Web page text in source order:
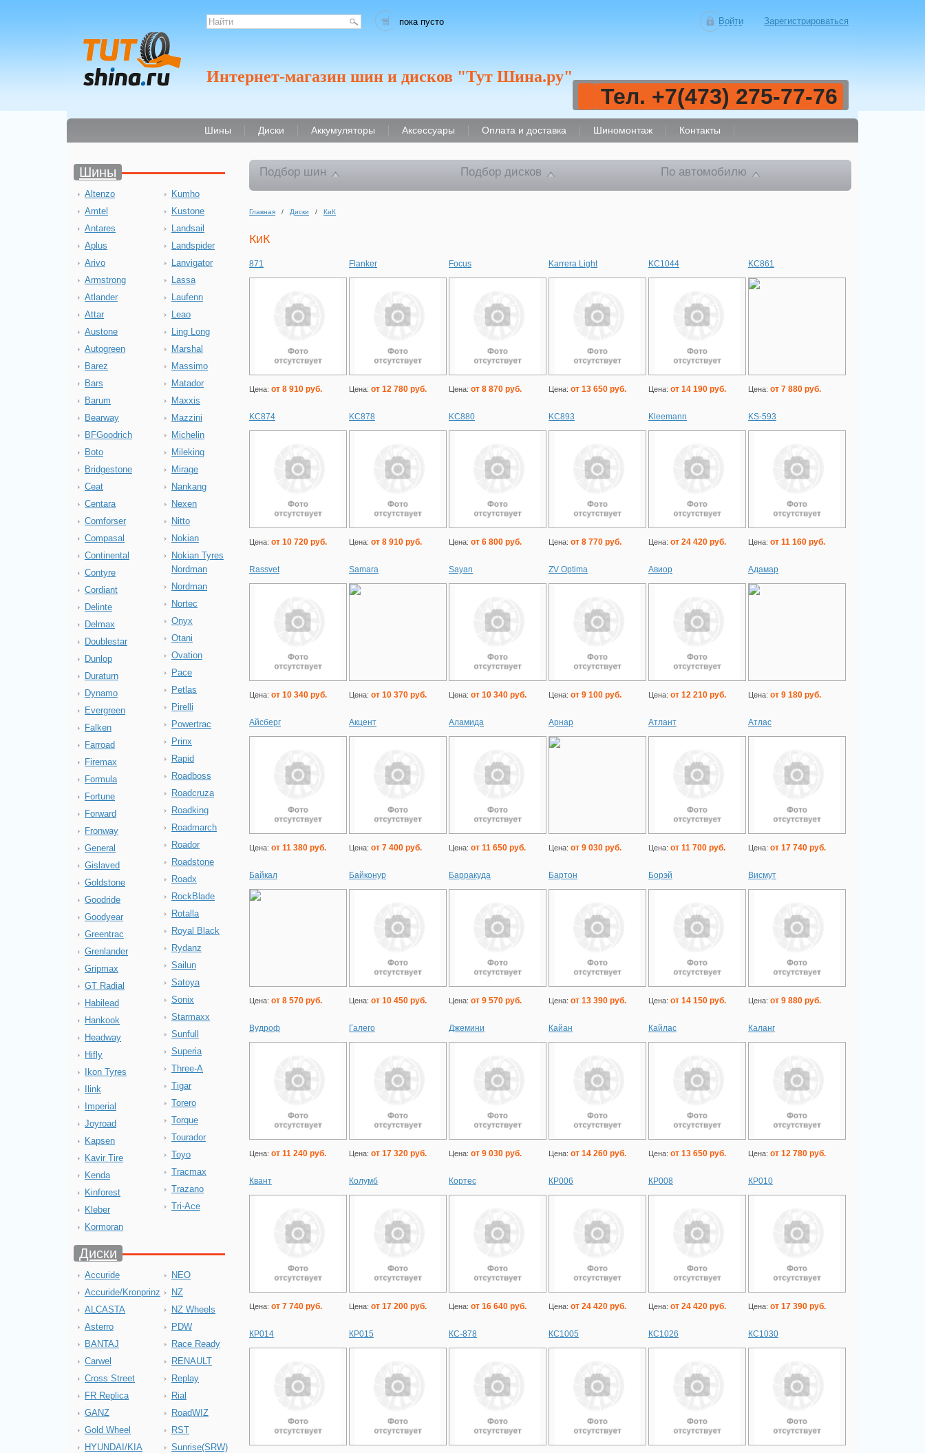
пока пусто Зарегистрироваться
Войти
Интернет-магазин шин и дисков "Тут Шина.ру"
Тел. +7(473) 275-77-76
Шины Диски Аккумуляторы Аксессуары Оплата и доставка Шиномонтаж Контакты
Шины
Altenzo
Amtel
Antares
Aplus
Arivo
Armstrong
Atlander
Attar
Austone
Autogreen
Barez
Bars
Barum
Bearway
BFGoodrich
Boto
Bridgestone
Ceat
Centara
Comforser
Compasal
Continental
Contyre
Cordiant
Delinte
Delmax
Doublestar
Dunlop
Duraturn
Dynamo
Evergreen
Falken
Farroad
Firemax
Formula
Fortune
Forward
Fronway
General
Gislaved
Goldstone
Goodride
Goodyear
Greentrac
Grenlander
Gripmax
GT Radial
Habilead
Hankook
Headway
Hifly
Ikon Tyres
Ilink
Imperial
Joyroad
Kapsen
Kavir Tire
Kenda
Kinforest
Kleber
Kormoran
Kumho
Kustone
Landsail
Landspider
Lanvigator
Lassa
Laufenn
Leao
Ling Long
Marshal
Massimo
Matador
Maxxis
Mazzini
Michelin
Mileking
Mirage
Nankang
Nexen
Nitto
Nokian
Nokian Tyres
Nordman
Nordman
Nortec
Onyx
Otani
Ovation
Pace
Petlas
Pirelli
Powertrac
Prinx
Rapid
Roadboss
Roadcruza
Roadking
Roadmarch
Roador
Roadstone
Roadx
RockBlade
Rotalla
Royal Black
Rydanz
Sailun
Satoya
Sonix
Starmaxx
Sunfull
Superia
Three-A
Tigar
Torero
Torque
Tourador
Toyo
Tracmax
Trazano
Tri-Ace
Диски
Accuride
Accuride/Kronprinz
ALCASTA
Asterro
BANTAJ
Carwel
Cross Street
FR Replica
GANZ
Gold Wheel
HYUNDAI/KIA
NEO
NZ
NZ Wheels
PDW
Race Ready
RENAULT
Replay
Rial
RoadWIZ
RST
Sunrise(SRW)
Подбор шин Подбор дисков По автомобилю
Главная / Диски / КиК
КиК
871
Цена: от 8 910 руб.
Flanker
Цена: от 12 780 руб.
Focus
Цена: от 8 870 руб.
Karrera Light
Цена: от 13 650 руб.
KC1044
Цена: от 14 190 руб.
KC861
Цена: от 7 880 руб.
KC874
Цена: от 10 720 руб.
KC878
Цена: от 8 910 руб.
KC880
Цена: от 6 800 руб.
KC893
Цена: от 8 770 руб.
Kleemann
Цена: от 24 420 руб.
KS-593
Цена: от 11 160 руб.
Rassvet
Цена: от 10 340 руб.
Samara
Цена: от 10 370 руб.
Sayan
Цена: от 10 340 руб.
ZV Optima
Цена: от 9 100 руб.
Авиор
Цена: от 12 210 руб.
Адамар
Цена: от 9 180 руб.
Айсберг
Цена: от 11 380 руб.
Акцент
Цена: от 7 400 руб.
Аламида
Цена: от 11 650 руб.
Арнар
Цена: от 9 030 руб.
Атлант
Цена: от 11 700 руб.
Атлас
Цена: от 17 740 руб.
Байкал
Цена: от 8 570 руб.
Байконур
Цена: от 10 450 руб.
Барракуда
Цена: от 9 570 руб.
Бартон
Цена: от 13 390 руб.
Борэй
Цена: от 14 150 руб.
Висмут
Цена: от 9 880 руб.
Вудроф
Цена: от 11 240 руб.
Галего
Цена: от 17 320 руб.
Джемини
Цена: от 9 030 руб.
Кайан
Цена: от 14 260 руб.
Кайлас
Цена: от 13 650 руб.
Каланг
Цена: от 12 780 руб.
Квант
Цена: от 7 740 руб.
Колумб
Цена: от 17 200 руб.
Кортес
Цена: от 16 640 руб.
КР006
Цена: от 24 420 руб.
КР008
Цена: от 24 420 руб.
КР010
Цена: от 17 390 руб.
КР014 КР015 КС-878 КС1005 КС1026 КС1030